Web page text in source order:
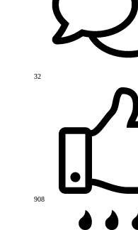
32
908